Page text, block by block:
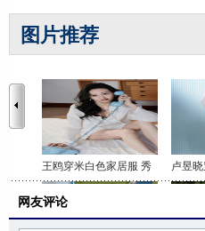
图片推荐
王鸥穿米白色家居服 秀 卢昱
网友评论